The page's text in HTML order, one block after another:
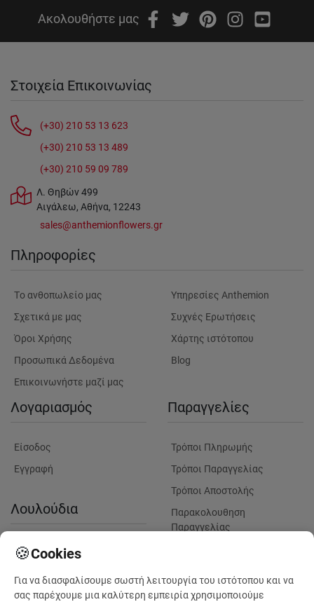
Ακολουθήστε μας
Στοιχεία Επικοινωνίας
(+30) 210 53 13 623
(+30) 210 53 13 489
(+30) 210 59 09 789
Λ. Θηβών 499
Αιγάλεω, Αθήνα, 12243
sales@anthemionflowers.gr
Πληροφορίες
Tο ανθοπωλείο μας
Σχετικά με μας
Όροι Χρήσης
Προσωπικά Δεδομένα
Επικοινωνήστε μαζί μας
Υπηρεσίες Anthemion
Συχνές Ερωτήσεις
Χάρτης ιστότοπου
Blog
Λογαριασμός
Είσοδος
Εγγραφή
Λουλούδια
Πληροφορίες Λουλουδιών
μαιευτήρια για γέννηση
Παραγγελίες
Τρόποι Πληρωμής
Τρόποι Παραγγελίας
Τρόποι Αποστολής
Παρακολουθηση
Παραγγελίας
🍪Cookies
Για να διασφαλίσουμε σωστή λειτουργία του ιστότοπου και να
σας παρέχουμε μια καλύτερη εμπειρία χρησιμοποιούμε